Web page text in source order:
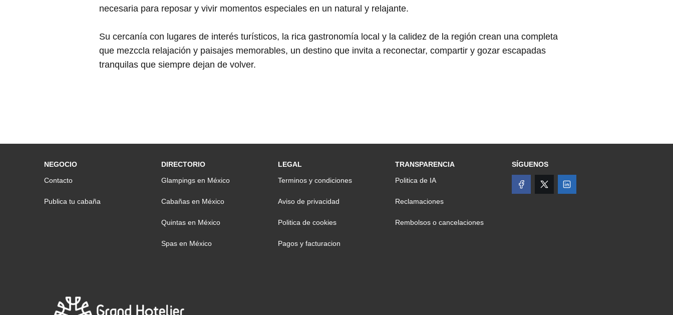
necesaria para reposar y vivir momentos especiales en un natural y relajante.
Su cercanía con lugares de interés turísticos, la rica gastronomía local y la calidez de la región crean una completa
que mezccla relajación y paisajes memorables, un destino que invita a reconectar, compartir y gozar escapadas
tranquilas que siempre dejan de volver.
NEGOCIO
Contacto
Publica tu cabaña
DIRECTORIO
Glampings en México
Cabañas en México
Quintas en México
Spas en México
LEGAL
Terminos y condiciones
Aviso de privacidad
Politica de cookies
Pagos y facturacion
TRANSPARENCIA
Politica de IA
Reclamaciones
Rembolsos o cancelaciones
SÍGUENOS